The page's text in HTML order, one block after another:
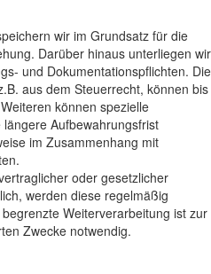
wir im Grundsatz für die
Darüber hinaus unterliegen wir
und Dokumentationspflichten. Die
aus dem Steuerrecht, können bis
können spezielle
Aufbewahrungsfrist
im Zusammenhang mit
oder gesetzlicher
werden diese regelmäßig
Weiterverarbeitung ist zur
Zwecke notwendig.